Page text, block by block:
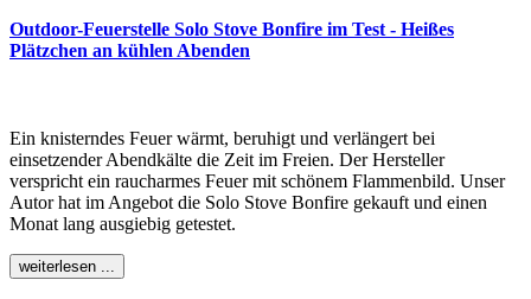
Outdoor-Feuerstelle Solo Stove Bonfire im Test - Heißes
Plätzchen an kühlen Abenden
Ein knisterndes Feuer wärmt, beruhigt und verlängert bei
einsetzender Abendkälte die Zeit im Freien. Der Hersteller
verspricht ein raucharmes Feuer mit schönem Flammenbild. Unser
Autor hat im Angebot die Solo Stove Bonfire gekauft und einen
Monat lang ausgiebig getestet.
weiterlesen ...